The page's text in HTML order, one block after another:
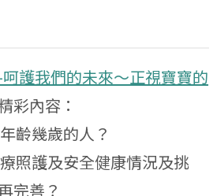
護我們的未來～正視寶寶的
彩內容：
齡幾歲的人？
照護及安全健康情況及挑
完善？